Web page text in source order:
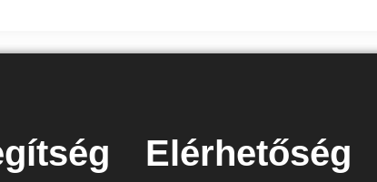
Elérhetőség